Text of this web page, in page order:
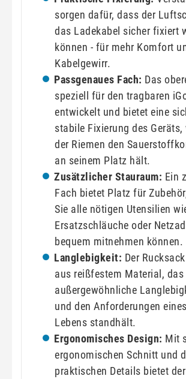
sorgen dafür, dass der
das Ladekabel sicher fixiert
können - für mehr Komfort
Kabelgewirr.
Passgenaues Fach: Das
speziell für den tragbaren
entwickelt und bietet eine
stabile Fixierung des Geräts,
der Riemen den
an seinem Platz hält.
Zusätzlicher Stauraum: Ein
Fach bietet Platz für
Sie alle nötigen Utensilien
Ersatzschläuche oder
bequem mitnehmen können.
Langlebigkeit: Der
aus reißfestem Material,
außergewöhnliche
und den Anforderungen
Lebens standhält.
Ergonomisches Design: Mit
ergonomischen Schnitt und
praktischen Details bietet